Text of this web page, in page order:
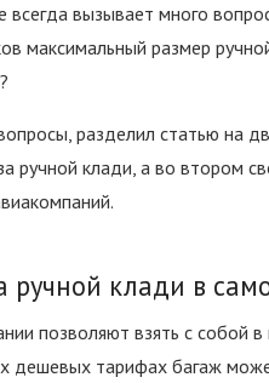
всегда вызывает много
максимальный размер
разделил статью на
ручной клади, а во втором
ручной клади в
позволяют взять с собой
дешевых тарифах багаж